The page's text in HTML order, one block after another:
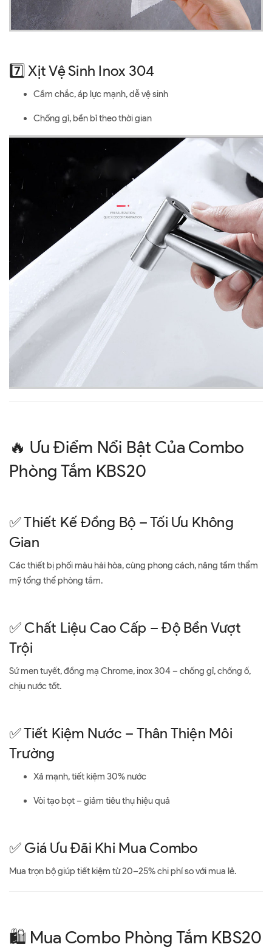
7️⃣ Xịt Vệ Sinh Inox 304
Cầm chắc, áp lực mạnh, dễ vệ sinh
Chống gỉ, bền bỉ theo thời gian
🔥 Ưu Điểm Nổi Bật Của Combo
Phòng Tắm KBS20
✅ Thiết Kế Đồng Bộ – Tối Ưu Không
Gian
Các thiết bị phối màu hài hòa, cùng phong cách, nâng tầm thẩm
mỹ tổng thể phòng tắm.
✅ Chất Liệu Cao Cấp – Độ Bền Vượt
Trội
Sứ men tuyết, đồng mạ Chrome, inox 304 – chống gỉ, chống ố,
chịu nước tốt.
✅ Tiết Kiệm Nước – Thân Thiện Môi
Trường
Xả mạnh, tiết kiệm 30% nước
Vòi tạo bọt – giảm tiêu thụ hiệu quả
✅ Giá Ưu Đãi Khi Mua Combo
Mua trọn bộ giúp tiết kiệm từ 20–25% chi phí so với mua lẻ.
🛍 Mua Combo Phòng Tắm KBS20